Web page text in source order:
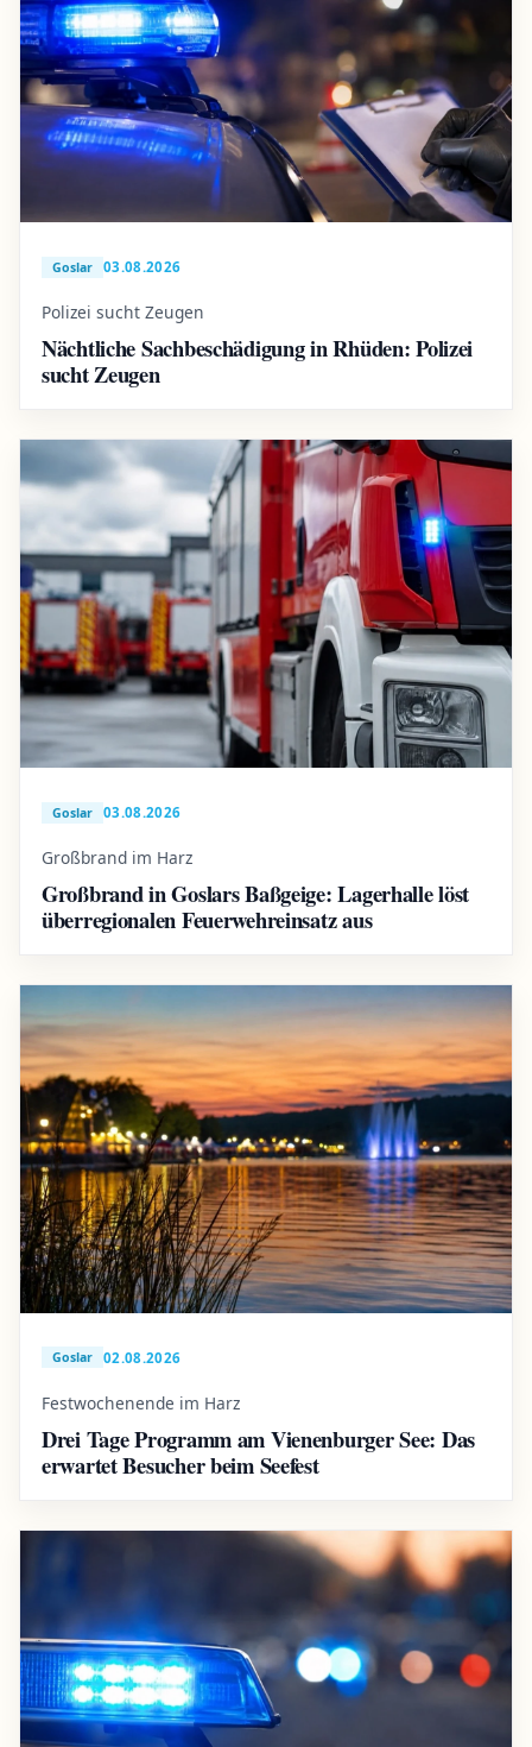
Goslar 03.08.2026
Polizei sucht Zeugen
Nächtliche Sachbeschädigung in Rhüden: Polizei
sucht Zeugen
Goslar 03.08.2026
Großbrand im Harz
Großbrand in Goslars Baßgeige: Lagerhalle löst
überregionalen Feuerwehreinsatz aus
Goslar 02.08.2026
Festwochenende im Harz
Drei Tage Programm am Vienenburger See: Das
erwartet Besucher beim Seefest